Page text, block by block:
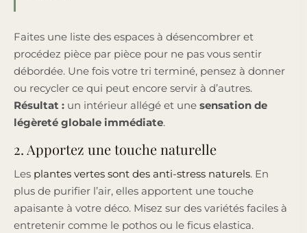
Faites une liste des espaces à désencombrer et
procédez pièce par pièce pour ne pas vous sentir
débordée. Une fois votre tri terminé, pensez à donner
ou recycler ce qui peut encore servir à d’autres.
Résultat : un intérieur allégé et une sensation de
légèreté globale immédiate.
2. Apportez une touche naturelle
Les plantes vertes sont des anti-stress naturels. En
plus de purifier l’air, elles apportent une touche
apaisante à votre déco. Misez sur des variétés faciles à
entretenir comme le pothos ou le ficus elastica.